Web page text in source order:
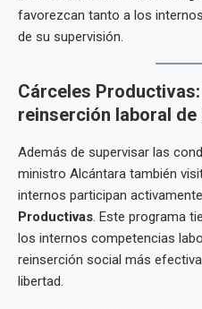
favorezcan tanto a los
de su supervisión.
Cárceles
reinserción laboral
Además de supervisar las
ministro Alcántara también
internos participan
Productivas. Este programa
los internos competencias
reinserción social más
libertad.